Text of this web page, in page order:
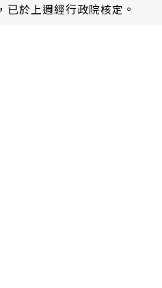
於上週經行政院核定。